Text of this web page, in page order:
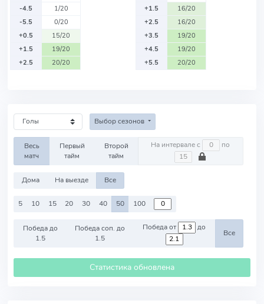
-4.5
1/20
-5.5
0/20
+0.5
15/20
+1.5
19/20
+2.5
20/20
+1.5
16/20
+2.5
16/20
+3.5
19/20
+4.5
19/20
+5.5
20/20
Выбор сезонов
Весь
матч
Первый
тайм
Второй
тайм
На интервале с по
Дома На выезде Все
5 10 15 20 30 40 50 100
Победа до
1.5
Победа соп. до
1.5
Победа от до
Все
Статистика обновлена